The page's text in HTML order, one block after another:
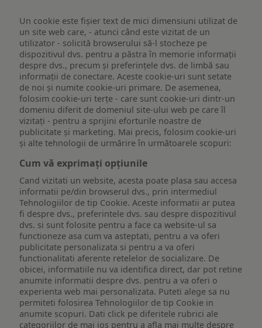
Un cookie este fişier text de mici dimensiuni utilizat de
un site web care, - atunci când este vizitat de un
utilizator - solicită browserului să-l stocheze pe
dispozitivul dvs. pentru a păstra în memorie informații
despre dvs., precum și preferințele dvs. de limbă sau
informații de conectare. Aceste cookie-uri sunt setate
de noi și numite cookie-uri primare. De asemenea,
folosim cookie-uri terțe - care sunt cookie-uri dintr-un
domeniu diferit de domeniul site-ului web pe care îl
vizitați - pentru a sprijini eforturile noastre de
publicitate și marketing. Mai precis, folosim cookie-uri
și alte tehnologii de urmărire în următoarele scopuri:
Cum vă exprimați opțiunile
Cand vizitati un website, acesta poate plasa sau accesa
informatii pe/din browserul dvs., prin intermediul
Tehnologiilor de tip Cookie. Aceste informatii ar putea
fi despre dvs., preferintele dvs. sau despre dispozitivul
dvs. si sunt folosite pentru a face ca website-ul sa
functioneze asa cum va asteptati, pentru a va oferi
publicitate personalizata si pentru a va oferi
functionalitati aferente retelelor de socializare. De
obicei, informatiile nu va identifica direct, dar pot retine
anumite informatii despre dvs. pentru a va oferi o
experienta web mai personalizata. Puteti alege sa nu
permiteti folosirea Tehnologiilor de tip Cookie in
anumite scopuri. Dati click pe diferitele rubrici ale
categoriilor de mai jos pentru a afla mai multe despre